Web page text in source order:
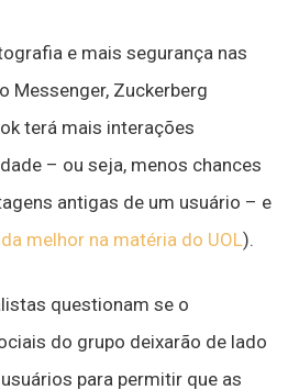
e mais segurança nas
Messenger, Zuckerberg
terá mais interações
– ou seja, menos chances
antigas de um usuário – e
melhor na matéria do UOL).
questionam se o
do grupo deixarão de lado
para permitir que as